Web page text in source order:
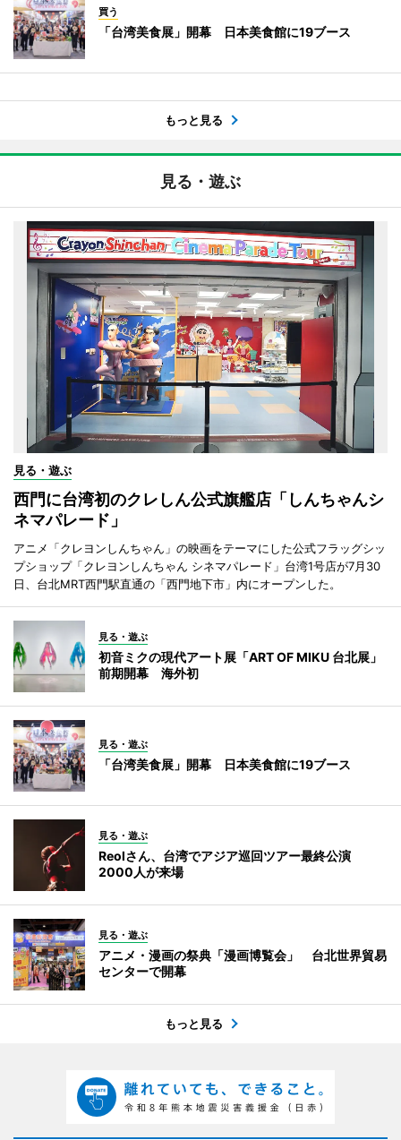
買う
「台湾美食展」開幕 日本美食館に19ブース
もっと見る
見る・遊ぶ
見る・遊ぶ
西門に台湾初のクレしん公式旗艦店「しんちゃんシ
ネマパレード」
アニメ「クレヨンしんちゃん」の映画をテーマにした公式フラッグシッ
プショップ「クレヨンしんちゃん シネマパレード」台湾1号店が7月30
日、台北MRT西門駅直通の「西門地下市」内にオープンした。
見る・遊ぶ
初音ミクの現代アート展「ART OF MIKU 台北展」
前期開幕 海外初
見る・遊ぶ
「台湾美食展」開幕 日本美食館に19ブース
見る・遊ぶ
Reolさん、台湾でアジア巡回ツアー最終公演
2000人が来場
見る・遊ぶ
アニメ・漫画の祭典「漫画博覧会」 台北世界貿易
センターで開幕
もっと見る